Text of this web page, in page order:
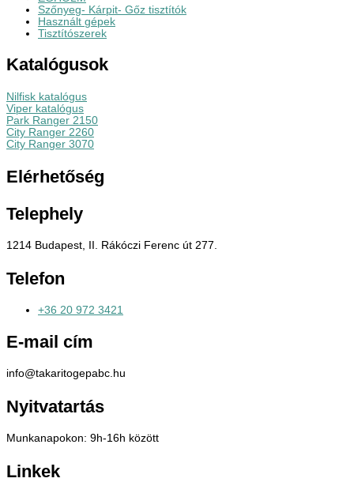
Szőnyeg- Kárpit- Gőz tisztítók
Használt gépek
Tisztítószerek
Katalógusok
Nilfisk katalógus
Viper katalógus
Park Ranger 2150
City Ranger 2260
City Ranger 3070
Elérhetőség
Telephely
1214 Budapest, II. Rákóczi Ferenc út 277.
Telefon
+36 20 972 3421
E-mail cím
info@takaritogepabc.hu
Nyitvatartás
Munkanapokon: 9h-16h között
Linkek